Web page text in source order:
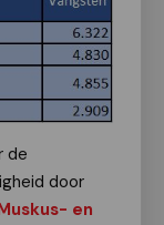
de
door
en